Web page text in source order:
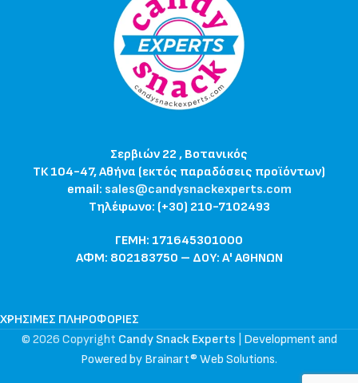
Σερβιών 22 , Βοτανικός
ΤΚ 104-47, Αθήνα (εκτός παραδόσεις προϊόντων)
email: sales@candysnackexperts.com
Τηλέφωνο: (+30) 210-7102493
ΓΕΜΗ: 171645301000
ΑΦΜ: 802183750 – ΔΟΥ: Α' ΑΘΗΝΩΝ
ΧΡΉΣΙΜΕΣ ΠΛΗΡΟΦΟΡΊΕΣ
© 2026 Copyright Candy Snack Experts
Development and
Powered by Brainart® Web Solutions.